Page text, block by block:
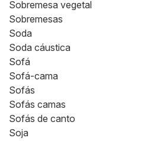
Sobremesa vegetal
Sobremesas
Soda
Soda cáustica
Sofá
Sofá-cama
Sofás
Sofás camas
Sofás de canto
Soja